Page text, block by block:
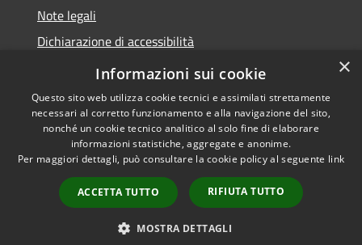
Note legali
Dichiarazione di accessibilità
Statistiche Web
Accessibilità
Copyright © 2026 • Comune di
Calenzano • Powered by
Municipium•
Accesso
redazione
×
Informazioni sui cookie
Questo sito web utilizza cookie tecnici e assimilati strettamente
necessari al corretto funzionamento e alla navigazione del sito,
nonché un cookie tecnico analitico al solo fine di elaborare
informazioni statistiche, aggregate e anonime.
Per maggiori dettagli, può consultare la cookie policy al seguente link
ACCETTA TUTTO RIFIUTA TUTTO
MOSTRA DETTAGLI